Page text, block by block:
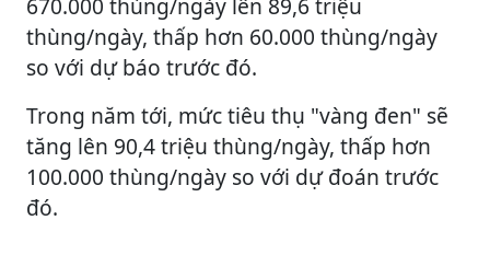
670.000 thùng/ngày lên 89,6 triệu
thùng/ngày, thấp hơn 60.000 thùng/ngày
so với dự báo trước đó.
Trong năm tới, mức tiêu thụ "vàng đen" sẽ
tăng lên 90,4 triệu thùng/ngày, thấp hơn
100.000 thùng/ngày so với dự đoán trước
đó.